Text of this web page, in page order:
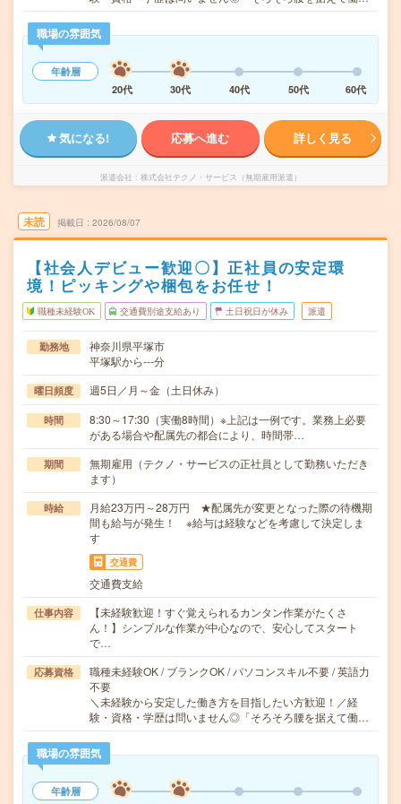
職場の雰囲気
年齢層
20代
30代 40代 50代 60代
気になる! 応募へ進む 詳しく見る
派遣会社 株式会社テクノ・サービス（無期雇用派遣）
未読 掲載日 2026/08/07
【社会人デビュー歓迎〇】正社員の安定環
境！ピッキングや梱包をお任せ！
職種未経験OK 交通費別途支給あり 土日祝日が休み 派遣
勤務地
神奈川県平塚市
平塚駅から---分
曜日頻度 週5日／月～金（土日休み）
時間
8:30～17:30（実働8時間）※上記は一例です。業務上必要
がある場合や配属先の都合により、時間帯…
期間
無期雇用（テクノ・サービスの正社員として勤務いただき
ます）
時給
月給23万円～28万円 ★配属先が変更となった際の待機期
間も給与が発生！ ※給与は経験などを考慮して決定しま
す
交通費
交通費支給
仕事内容
【未経験歓迎！すぐ覚えられるカンタン作業がたくさ
ん！】シンプルな作業が中心なので、安心してスタート
で…
応募資格
職種未経験OK / ブランクOK / パソコンスキル不要 / 英語力
不要
＼未経験から安定した働き方を目指したい方歓迎！／経
験・資格・学歴は問いません◎「そろそろ腰を据えて働…
職場の雰囲気
年齢層